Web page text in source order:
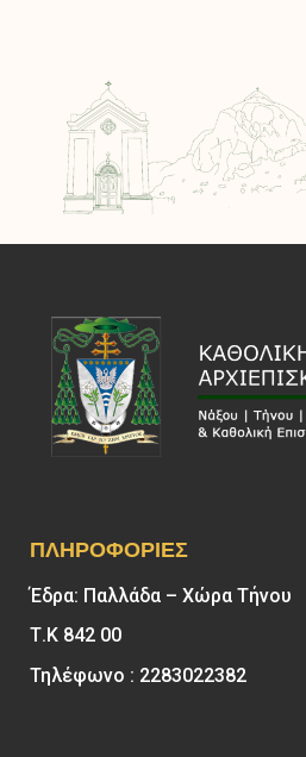
ΠΛΗΡΟΦΟΡΊΕΣ
Έδρα: Παλλάδα – Χώρα Τήνου
Τ.Κ 842 00
Τηλέφωνο : 2283022382